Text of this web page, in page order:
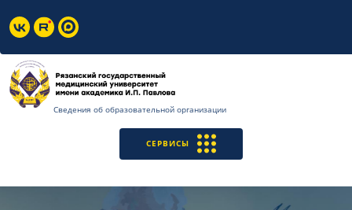
Сведения об образовательной организации
СЕРВИСЫ